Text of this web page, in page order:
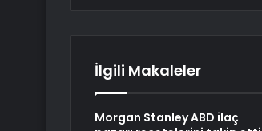
İlgili Makaleler
Morgan Stanley ABD ilaç